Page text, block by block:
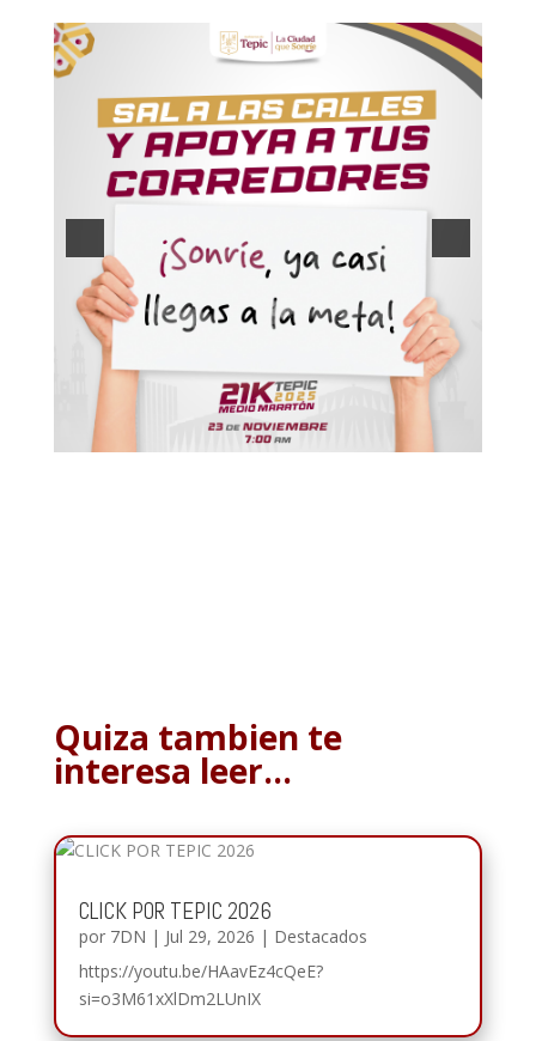
Quiza tambien te
interesa leer…
CLICK POR TEPIC 2026
por 7DN | Jul 29, 2026 | Destacados
https://youtu.be/HAavEz4cQeE?
si=o3M61xXlDm2LUnIX